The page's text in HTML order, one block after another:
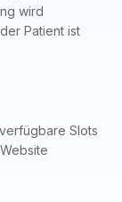
wird
Patient ist
Slots